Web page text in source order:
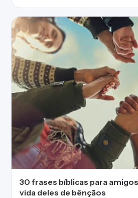
30 frases bíblicas para
vida deles de bênçãos